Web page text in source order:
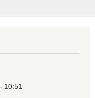
10:51